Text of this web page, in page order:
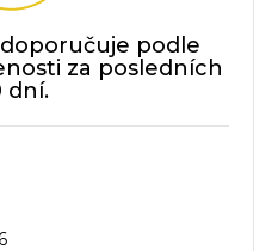
podle
za posledních
dní.
hvězdiček.